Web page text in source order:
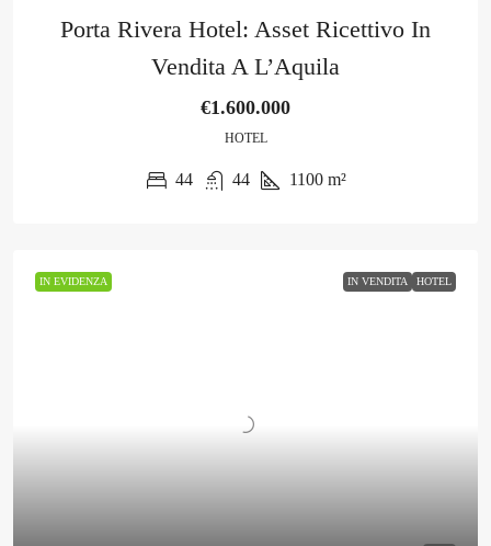
Porta Rivera Hotel: Asset Ricettivo In
Vendita A L’Aquila
€1.600.000
HOTEL
44 44 1100 m²
IN EVIDENZA IN VENDITA HOTEL